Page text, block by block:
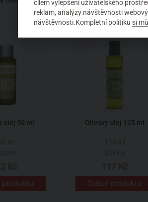
olej 50 ml
produktu
Olivový olej 125 ml
Detail produktu
cílem vylepšení uživatelského
reklam, analýzy návštěvnosti
návštěvnosti.Kompletní politiku si